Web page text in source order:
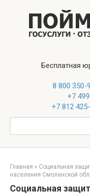
Бесплатная
8 800 350-
+7
+7 812
Главная » Социальная
населения Смоленской
Социальная